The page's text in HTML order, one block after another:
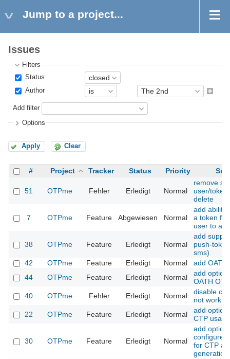
Jump to a project...
Issues
Filters
Status
Author
Add filter
Options
Apply Clear
# Project Tracker Status Priority
51 OTPme Fehler Erledigt Normal
remove
user/token
delete
7 OTPme Feature Abgewiesen Normal
add ability
a token
user to
38 OTPme Feature Erledigt Normal
add
push-
sms)
42
OTPme Feature Erledigt Normal
add OATH
44
OTPme Feature Erledigt Normal
add
OATH
40
OTPme Fehler Erledigt Normal
disable
not work
22
OTPme Feature Erledigt Normal
add option
CTP usage
30 OTPme Feature Erledigt Normal
add option
configure
for CTP
generation